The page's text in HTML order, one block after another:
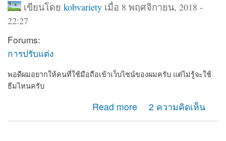
เขียนโดย kobvarietyเมื่อ 8 พฤศจิกายน, 2018 -
22:27
Forums:
การปรับแต่ง
พอดีผมอยากให้คนที่ใช้มือถือเข้าเว็บไซน์ของผมครับ แต่ไม่รู้จะใช้
ธีมไหนครับ
Read more
about แนะนำธีมที่มือถือสามารถเข้าถึงเว็บไซน์ของเราได้
หน่อยครับ
2 ความคิดเห็น